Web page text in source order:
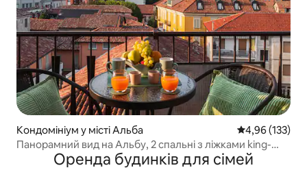
Кондомініум у місті Альба Середня
4,96 (133)
Панорамний вид на Альбу, 2 спальні з ліжками king-
size, безкоштовне паркування
Оренда будинків для сімей